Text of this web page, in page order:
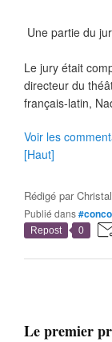
Une partie du
Le jury était
directeur du
français-latin,
Voir les
[Haut]
Rédigé par
Publié dans
Repost 0
Le premier